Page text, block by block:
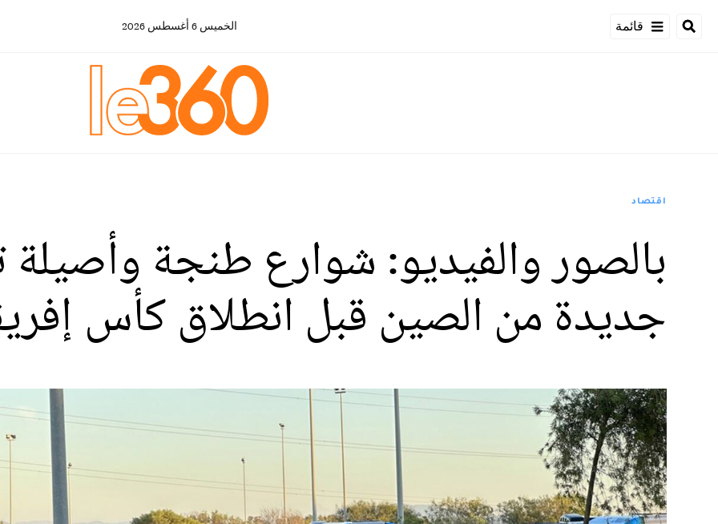
قائمة الخميس 6 أغسطس 2026
اقتصاد
بالصور والفيديو: شوارع طنجة
جديدة من الصين قبل انطلاق كأس